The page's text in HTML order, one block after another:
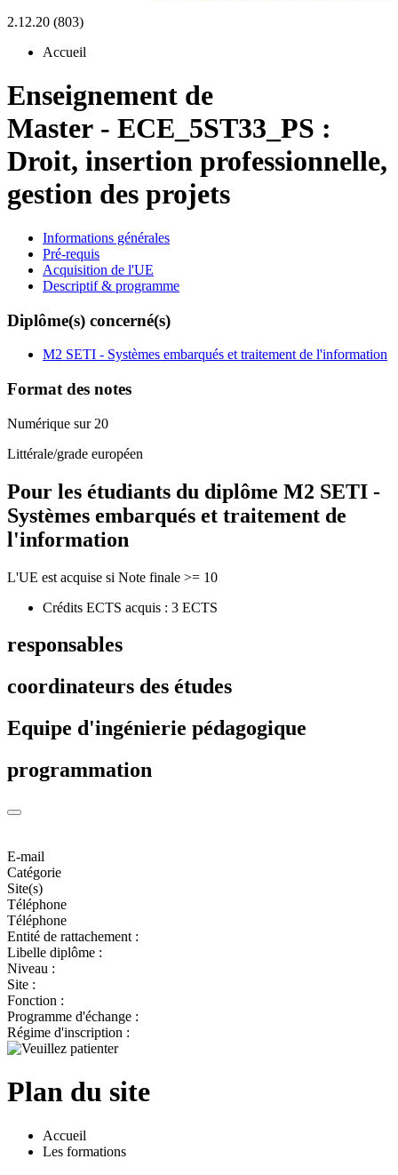
2.12.20 (803)
Accueil
Enseignement de
Master - ECE_5ST33_PS :
Droit, insertion professionnelle,
gestion des projets
Informations générales
Pré-requis
Acquisition de l'UE
Descriptif & programme
Diplôme(s) concerné(s)
M2 SETI - Systèmes embarqués et traitement de l'information
Format des notes
Numérique sur 20
Littérale/grade européen
Pour les étudiants du diplôme M2 SETI -
Systèmes embarqués et traitement de
l'information
L'UE est acquise si Note finale >= 10
Crédits ECTS acquis : 3 ECTS
responsables
coordinateurs des études
Equipe d'ingénierie pédagogique
programmation
E-mail
Catégorie
Site(s)
Téléphone
Téléphone
Entité de rattachement :
Libelle diplôme :
Niveau :
Site :
Fonction :
Programme d'échange :
Régime d'inscription :
Plan du site
Accueil
Les formations